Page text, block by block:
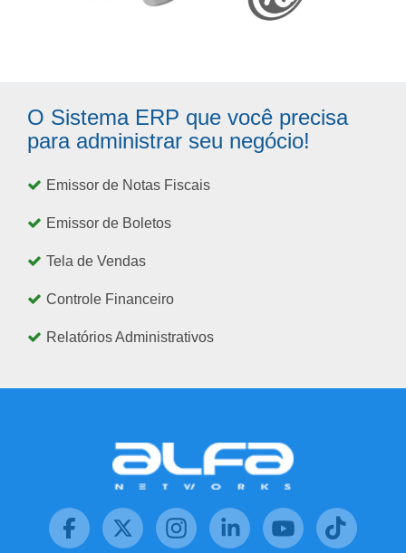
O Sistema ERP que você precisa
para administrar seu negócio!
Emissor de Notas Fiscais
Emissor de Boletos
Tela de Vendas
Controle Financeiro
Relatórios Administrativos